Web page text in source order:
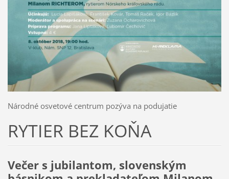
Národné osvetové centrum pozýva na podujatie
RYTIER BEZ KOŇA
Večer s jubilantom, slovenským